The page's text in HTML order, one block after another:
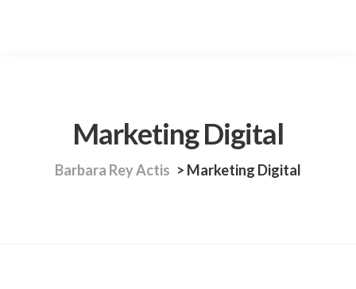
Marketing Digital
Barbara Rey Actis > Marketing Digital